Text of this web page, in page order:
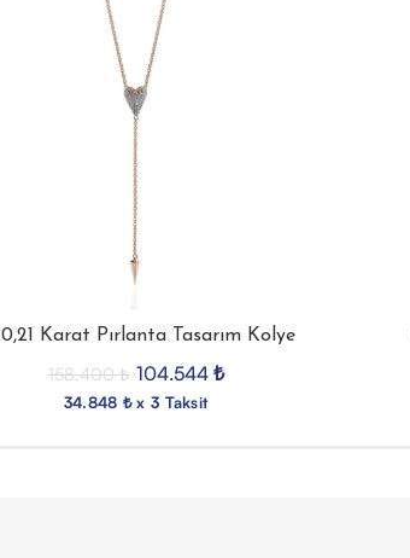
0,21 Karat Pırlanta Tasarım Kolye
158.400₺ 104.544 ₺
34.848 ₺ x 3 Taksit